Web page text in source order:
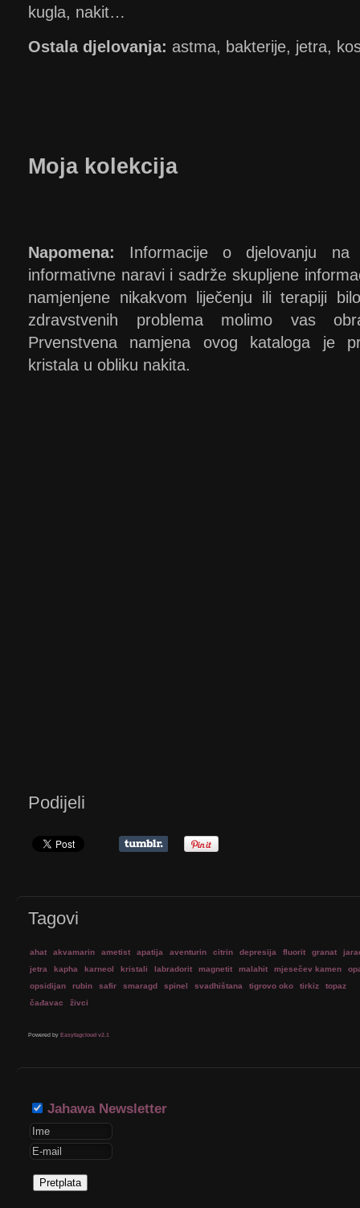
kugla, nakit…
Ostala djelovanja: astma, bakterije, jetra,
Moja kolekcija
Napomena: Informacije o djelovanju
informativne naravi i sadrže skupljene
namjenjene nikakvom liječenju ili terapiji
zdravstvenih problema molimo vas
Prvenstvena namjena ovog kataloga je
kristala u obliku nakita.
Podijeli
Tagovi
ahat akvamarin ametist apatija aventurin citrin depresija fluorit granat
jetra
kapha karneol kristali labradorit magnetit malahit mjesečev kamen
opsidijan
rubin safir smaragd spinel svadhištana tigrovo oko tirkiz
topaz
čađavac
živci
Powered by Easytagcloud v2.1
Jahawa Newsletter